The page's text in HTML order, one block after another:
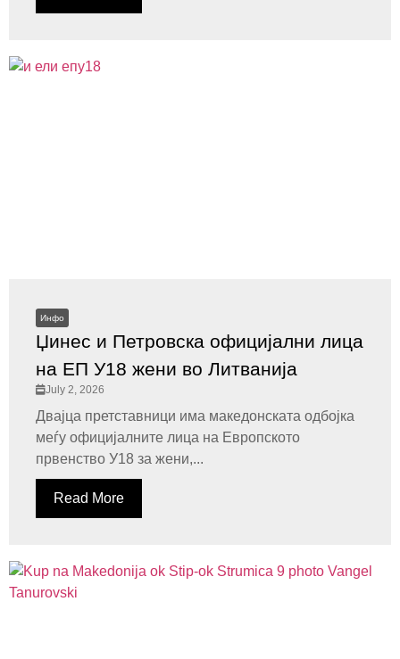
Инфо
Џинес и Петровска официјални лица
на ЕП У18 жени во Литванија
July 2, 2026
Двајца претставници има македонската одбојка
меѓу официјалните лица на Европското
првенство У18 за жени,...
Read More